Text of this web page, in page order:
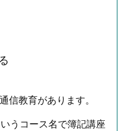
信教育があります。
うコース名で簿記講座